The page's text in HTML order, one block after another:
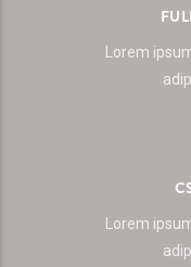
Lorem
Lorem